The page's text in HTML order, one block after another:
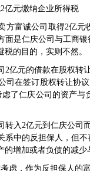
亿元缴纳企业所得税
方富诚公司取得2亿
面是仁庆公司与工商
的目的，实则不然。
2亿元的借款在股权转
司在签订股权转让协
了仁庆公司的资产
入2亿元到仁庆公司
中的反担保人，但
的增加或者负债的减
虑，作为反担保人的